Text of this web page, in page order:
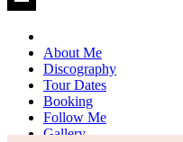
About Me
Discography
Tour Dates
Booking
Follow Me
Gallery